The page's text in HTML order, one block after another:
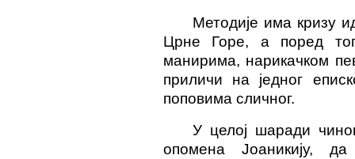
Методије има кризу
Црне Горе, а поред
манирима, нарикачком
приличи на једног
поповима сличног.
У целој шаради
опомена Јоаникију,